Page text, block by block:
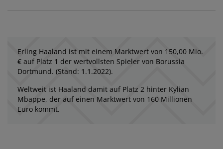
Erling Haaland ist mit einem Marktwert von 150,00 Mio.
€ auf Platz 1 der wertvollsten Spieler von Borussia
Dortmund. (Stand: 1.1.2022).
Weltweit ist Haaland damit auf Platz 2 hinter Kylian
Mbappe, der auf einen Marktwert von 160 Millionen
Euro kommt.